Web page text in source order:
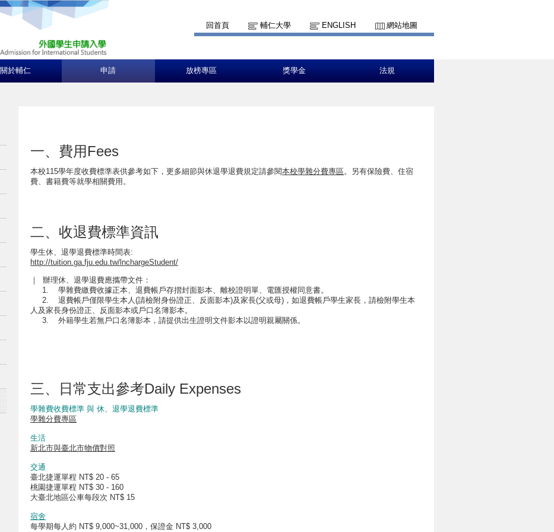
回首頁 輔仁大學 ENGLISH 網站地圖
關於輔仁 申請 放榜專區 獎學金 法規
一、費用Fees
本校115學年度收費標準表供參考如下，更多細節與休退學退費規定請參閱本校學雜分費專區。另有保險費、住宿
費、書籍費等就學相關費用。
二、收退費標準資訊
學生休、退學退費標準時間表:
http://tuition.ga.fju.edu.tw/lnchargeStudent/
｜ 辦理休、退學退費應攜帶文件：
1. 學雜費繳費收據正本、退費帳戶存摺封面影本、離校證明單、電匯授權同意書。
2. 退費帳戶僅限學生本人(請檢附身份證正、反面影本)及家長(父或母)，如退費帳戶學生家長，請檢附學生本
人及家長身份證正、反面影本或戶口名簿影本。
3. 外籍學生若無戶口名簿影本，請提供出生證明文件影本以證明親屬關係。
三、日常支出參考Daily Expenses
學雜費收費標準 與 休、退學退費標準
學雜分費專區
生活
新北市與臺北市物價對照
交通
臺北捷運單程 NT$ 20 - 65
桃園捷運單程 NT$ 30 - 160
大臺北地區公車每段次 NT$ 15
宿舍
每學期每人約 NT$ 9,000~31,000，保證金 NT$ 3,000